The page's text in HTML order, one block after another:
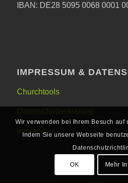
IBAN: DE28 5095 0068 0001
IMPRESSUM &
Churchtools
Impressum
Wir verwenden bei Ihrem Besuch auf
Indem Sie unsere Webseite
OK Mehr